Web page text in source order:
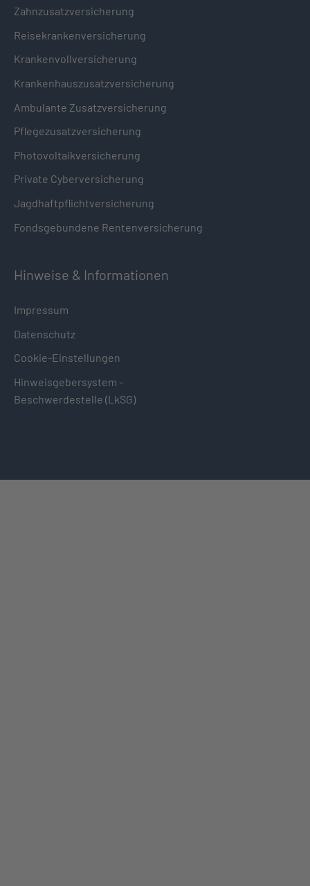
Zahnzusatzversicherung
Reisekrankenversicherung
Krankenvollversicherung
Krankenhauszusatzversicherung
Ambulante Zusatzversicherung
Pflegezusatzversicherung
Photovoltaikversicherung
Private Cyberversicherung
Jagdhaftpflichtversicherung
Fondsgebundene Rentenversicherung
Hinweise & Informationen
Impressum
Datenschutz
Cookie-Einstellungen
Hinweisgebersystem -
Beschwerdestelle (LkSG)